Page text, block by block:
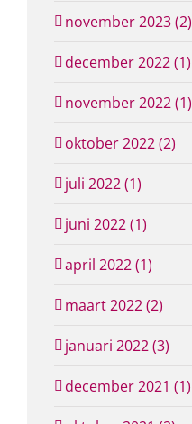
november 2023 (2)
december 2022 (1)
november 2022 (1)
oktober 2022 (2)
juli 2022 (1)
juni 2022 (1)
april 2022 (1)
maart 2022 (2)
januari 2022 (3)
december 2021 (1)